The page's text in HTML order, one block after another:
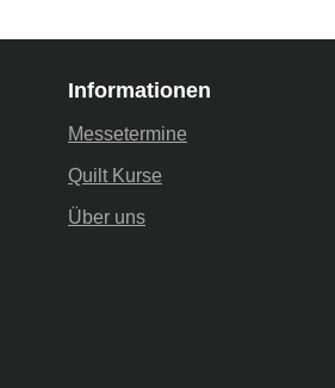
Informationen
Messetermine
Quilt Kurse
Über uns